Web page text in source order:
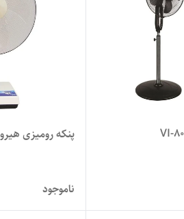
پنکه رومیزی هیرو
ناموجود